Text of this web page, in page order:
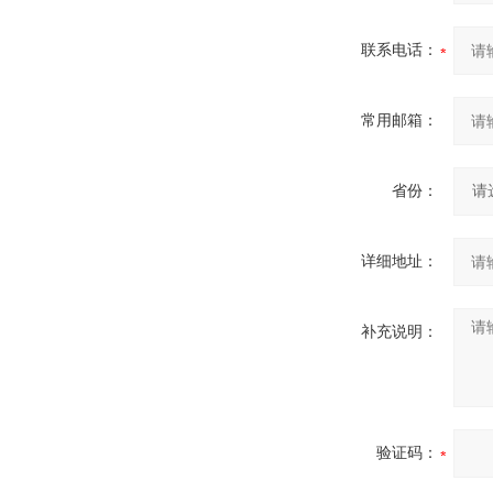
联系电话：
常用邮箱：
省份：
详细地址：
补充说明：
验证码：